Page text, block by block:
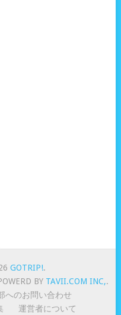
GOTRIP!.
BY TAVII.COM INC,.
へのお問い合わせ
運営者について